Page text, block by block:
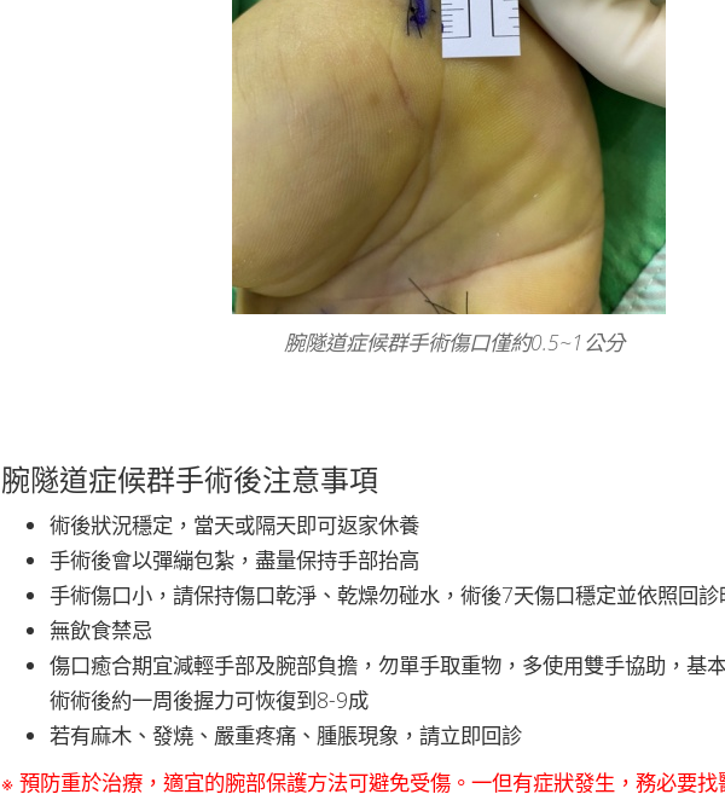
腕隧道症候群手術傷口僅約0.5~1公分
腕隧道症候群手術後注意事項
術後狀況穩定，當天或隔天即可返家休養
手術後會以彈繃包紮，盡量保持手部抬高
手術傷口小，請保持傷口乾淨、乾燥勿碰水，術後7天傷口穩定並依照回診
無飲食禁忌
傷口癒合期宜減輕手部及腕部負擔，勿單手取重物，多使用雙手協助，基
術術後約一周後握力可恢復到8-9成
若有麻木、發燒、嚴重疼痛、腫脹現象，請立即回診
※ 預防重於治療，適宜的腕部保護方法可避免受傷。一但有症狀發生，務必要